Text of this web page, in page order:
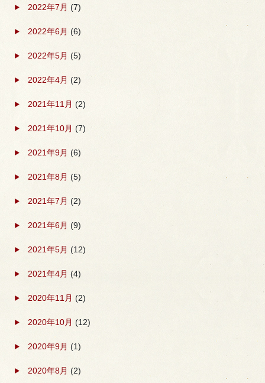
2022年7月 (7)
2022年6月 (6)
2022年5月 (5)
2022年4月 (2)
2021年11月 (2)
2021年10月 (7)
2021年9月 (6)
2021年8月 (5)
2021年7月 (2)
2021年6月 (9)
2021年5月 (12)
2021年4月 (4)
2020年11月 (2)
2020年10月 (12)
2020年9月 (1)
2020年8月 (2)